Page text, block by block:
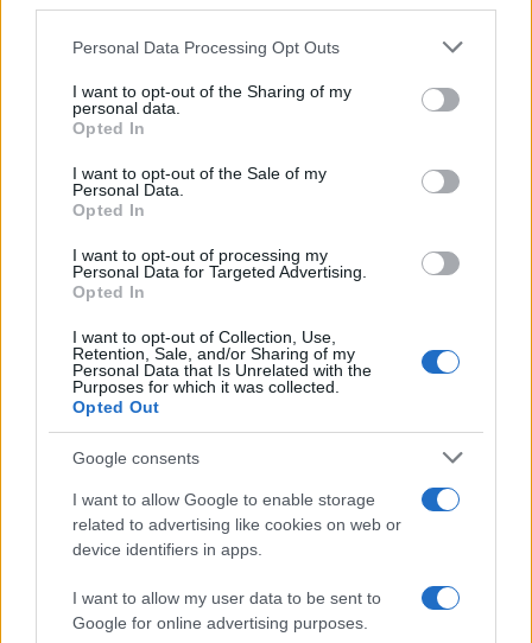
Personal Data Processing Opt Outs
I want to opt-out of the Sharing of my
personal data.
Opted In
I want to opt-out of the Sale of my
Personal Data.
Opted In
I want to opt-out of processing my
Personal Data for Targeted Advertising.
Opted In
I want to opt-out of Collection, Use,
Retention, Sale, and/or Sharing of my
Personal Data that Is Unrelated with the
Purposes for which it was collected.
Opted Out
Google consents
I want to allow Google to enable storage
related to advertising like cookies on web or
device identifiers in apps.
I want to allow my user data to be sent to
Google for online advertising purposes.
Leggi anche:
Dietro le quinte del potere: la strategia
nascosta di Trump e Rubio
Sul piano dei rapporti transatlantici, Tajani ha
ribadito la
centralità dell’alleanza con
Washington . “L’Italia, come l’Europa, ha bisogno
degli Stati Uniti, ma gli Stati Uniti hanno anche
bisogno dell’Italia e dell’Europa”, ha affermato il
titolare della Farnesina, definendo “franco e
sereno” il rapporto con Rubio. “Per noi le relazioni
transatlantiche sono importantissime. Io ho
eccellenti rapporti con il segretario di Stato Rubio.
Poi quando ci sono delle cose sulle quali non
siamo d’accordo le diciamo come si fa con amici,
con grande lealtà, sempre a testa alta, tenendo
conto che l’alleanza transatlantica è fondamentale
anche per difendere anche i nostri interessi”, ha